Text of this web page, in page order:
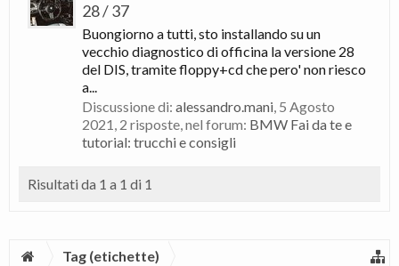
28 / 37
Buongiorno a tutti, sto installando su un
vecchio diagnostico di officina la versione 28
del DIS, tramite floppy+cd che pero' non riesco
a...
Discussione di: alessandro.mani, 5 Agosto
2021, 2 risposte, nel forum: BMW Fai da te e
tutorial: trucchi e consigli
Risultati da 1 a 1 di 1
Tag (etichette)